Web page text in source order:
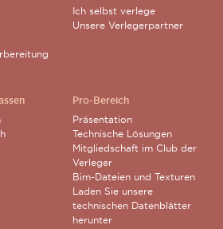
Ich selbst verlege
Unsere Verlegerpartner
Pro-Bereich
Präsentation
Technische Lösungen
Mitgliedschaft im Club der
Verleger
Bim-Dateien und Texturen
Laden Sie unsere
technischen Datenblätter
herunter